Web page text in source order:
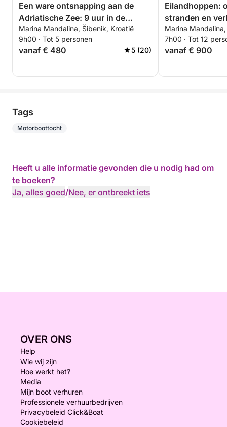
Een ware ontsnapping aan de
Adriatische Zee: 9 uur in de
ongerepte schoonheid van
Šibenik.
Marina Mandalina, Šibenik, Kroatië
9h00 · Tot 5 personen
vanaf € 480 5 (20)
Eilandhoppen:
stranden en
Marina
7h00 · Tot 12
vanaf € 900
Tags
Motorboottocht
Heeft u alle informatie gevonden die u nodig had om
te boeken?
Ja, alles goed/Nee, er ontbreekt iets
OVER ONS
Help
Wie wij zijn
Hoe werkt het?
Media
Mijn boot verhuren
Professionele verhuurbedrijven
Privacybeleid Click&Boat
Cookiebeleid